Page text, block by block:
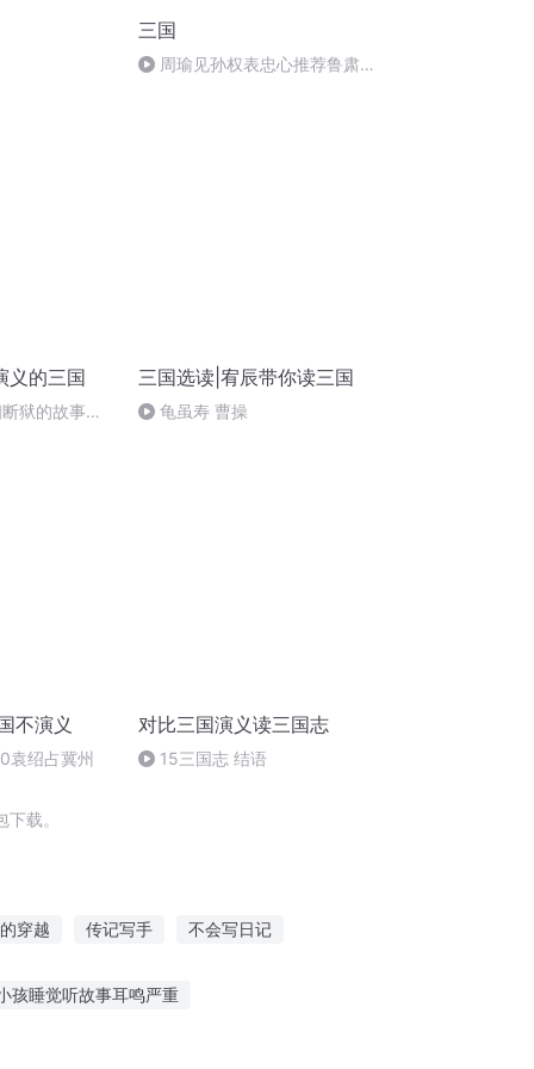
三国
周瑜见孙权表忠心推荐鲁肃，
义的三国
狱的故事到
三国选读|宥辰带你读三国
龟虽寿 曹操
不演义
袁绍占冀州
对比三国演义读三国志
15三国志 结语
载。
穿越 传记写手 不会写日记
孩睡觉听故事耳鸣严重